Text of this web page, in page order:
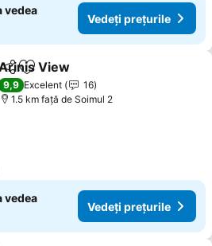
vedea
Vedeți prețurile
Adăugaţi la favorite
View
9,9 Excelent
16
1.5 km faţă de Soimul 2
vedea
Vedeți prețurile